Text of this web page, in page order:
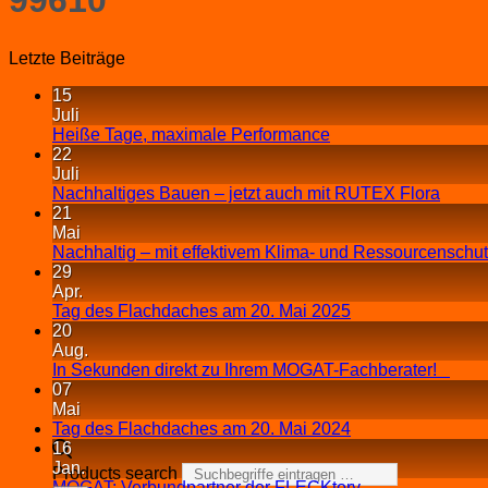
Products search
Letzte Beiträge
15
Juli
Heiße Tage, maximale Performance
22
Juli
Nachhaltiges Bauen – jetzt auch mit RUTEX Flora
21
Mai
Nachhaltig – mit effektivem Klima- und
29
Apr.
Tag des Flachdaches am 20. Mai 2025
20
Aug.
In Sekunden direkt zu Ihrem MOGAT-Fachberater!
07
Mai
Tag des Flachdaches am 20. Mai 2024
16
Jan.